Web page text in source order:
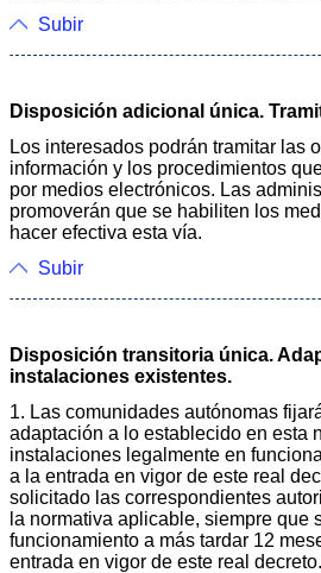
Subir
Disposición adicional única.
Los interesados podrán tramitar las
información y los procedimientos
por medios electrónicos. Las
promoverán que se habiliten los
hacer efectiva esta vía.
Subir
Disposición transitoria única.
instalaciones existentes.
1. Las comunidades autónomas
adaptación a lo establecido en esta
instalaciones legalmente en
a la entrada en vigor de este real
solicitado las correspondientes
la normativa aplicable, siempre que
funcionamiento a más tardar 12
entrada en vigor de este real decreto.